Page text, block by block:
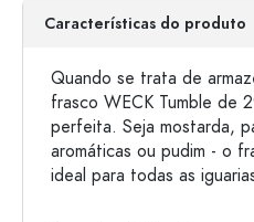
Características do produto
Quando se trata de
frasco WECK Tumble de
perfeita. Seja mostarda,
aromáticas ou pudim - o
ideal para todas as